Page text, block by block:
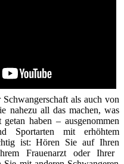
als auch von
nahezu all das machen, was
haben – ausgenommen
Sportarten mit erhöhtem
ist: Hören Sie auf Ihren
Frauenarzt oder Ihrer